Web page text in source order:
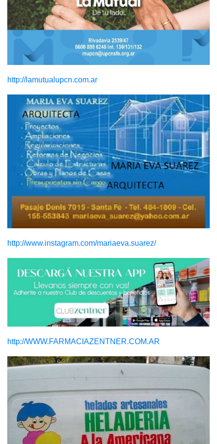
http://lamutualupcn.com.ar
http://www.instagram.com/mariaeva.suarez/
http://WWW.FARMACIAZENTNER.COM.AR